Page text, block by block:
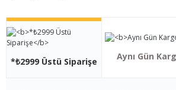
*₺2999 Üstü Siparişe Aynı Gün